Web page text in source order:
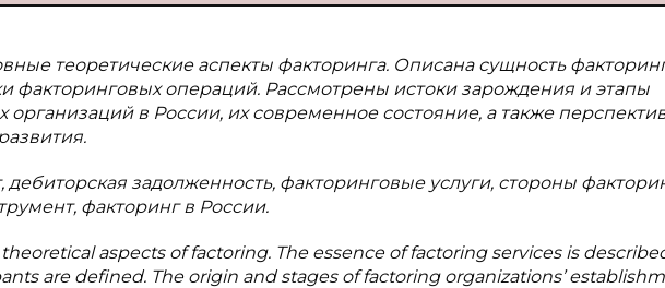
теоретические аспекты факторинга. Описана сущность
факторинговых операций. Рассмотрены истоки зарождения и этапы
организаций в России, их современное состояние, а также
дебиторская задолженность, факторинговые услуги, стороны
факторинг в России.
aspects of factoring. The essence of factoring services is
are defined. The origin and stages of factoring organizations’